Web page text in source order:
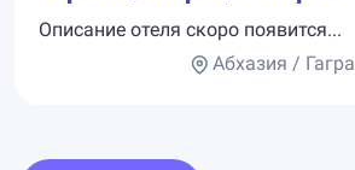
Описание отеля скоро появится...
Абхазия / Гагра